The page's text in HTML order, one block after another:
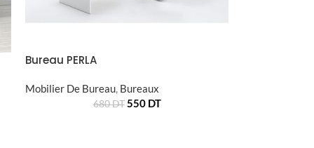
Bureau PERLA
Mobilier De Bureau, Bureaux
680DT 550 DT